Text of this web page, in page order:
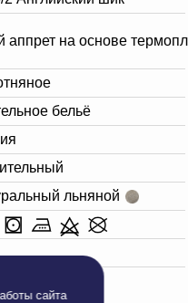
сайта
на основе
бельё
льняной